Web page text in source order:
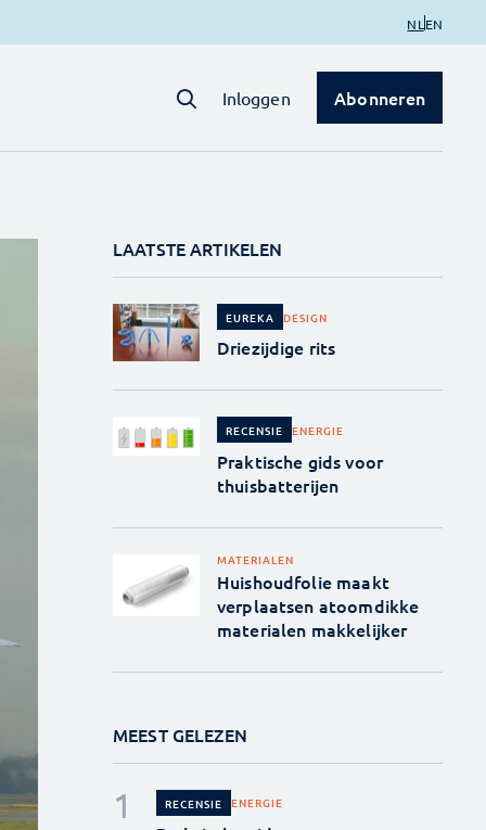
NL EN
Inloggen Abonneren
LAATSTE ARTIKELEN
EUREKA DESIGN
Driezijdige rits
RECENSIE ENERGIE
Praktische gids voor
thuisbatterijen
MATERIALEN
Huishoudfolie maakt
verplaatsen atoomdikke
materialen makkelijker
MEEST GELEZEN
RECENSIE ENERGIE